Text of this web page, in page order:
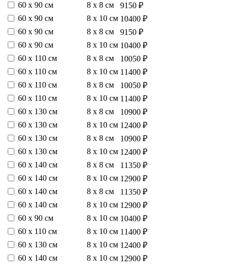
60 х 90 см
8 х 8 см
9150 ₽
60 х 90 см
8 х 10 см 10400 ₽
60 х 90 см
8 х 8 см
9150 ₽
60 х 90 см
8 х 10 см 10400 ₽
60 х 110 см
8 х 8 см
10050 ₽
60 х 110 см
8 х 10 см 11400 ₽
60 х 110 см
8 х 8 см
10050 ₽
60 х 110 см
8 х 10 см 11400 ₽
60 х 130 см
8 х 8 см
10900 ₽
60 х 130 см
8 х 10 см 12400 ₽
60 х 130 см
8 х 8 см
10900 ₽
60 х 130 см
8 х 10 см 12400 ₽
60 х 140 см
8 х 8 см
11350 ₽
60 х 140 см
8 х 10 см 12900 ₽
60 х 140 см
8 х 8 см
11350 ₽
60 х 140 см
8 х 10 см 12900 ₽
60 х 90 см
8 х 10 см 10400 ₽
60 х 110 см
8 х 10 см 11400 ₽
60 х 130 см
8 х 10 см 12400 ₽
60 х 140 см
8 х 10 см 12900 ₽